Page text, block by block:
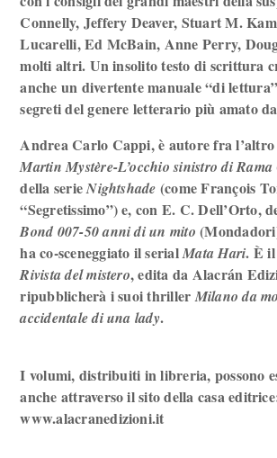
Connelly, Jeffery Deaver, Stuart M.
Lucarelli, Ed McBain, Anne Perry,
molti altri. Un insolito testo di scrittura
anche un divertente manuale “di
segreti del genere letterario più amato
Andrea Carlo Cappi, è autore fra l’altro
Martin Mystère-L’occhio sinistro di Rama
della serieNightshade (come François
“Segretissimo”) e, con E. C. Dell’Orto,
Bond 007-50 anni di un mito
ha co-sceneggiato il serialMata Hari. È
Rivista del mistero, edita da Alacrán
ripubblicherà i suoi thrillerMilano da
accidentale di una lady.
I volumi, distribuiti in libreria, possono
anche attraverso il sito della casa
www.alacranedizioni.it